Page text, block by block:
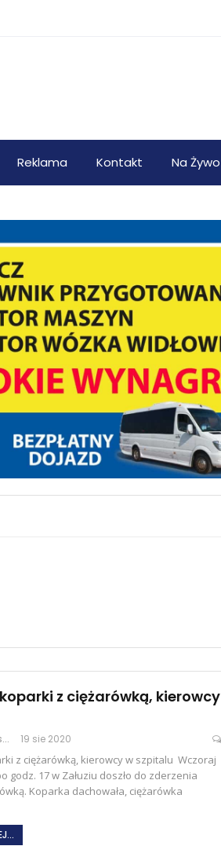
Reklama Kontakt Na Żywo
z ciężarówką, kierowcy
Grażyna Myślińska 19 sie 2020
z ciężarówką, kierowcy w szpitalu Wczoraj
godz. 17 w Załuziu doszło do zderzenia
Koparka dachowała, ciężarówka